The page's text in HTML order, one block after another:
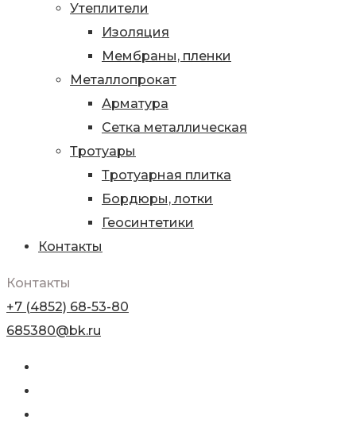
Утеплители
Изоляция
Мембраны, пленки
Металлопрокат
Арматура
Сетка металлическая
Тротуары
Тротуарная плитка
Бордюры, лотки
Геосинтетики
Контакты
Контакты
+7 (4852) 68-53-80
685380@bk.ru